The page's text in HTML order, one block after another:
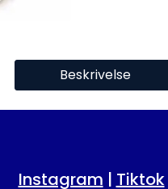
Beskrivelse
Instagram | Tiktok